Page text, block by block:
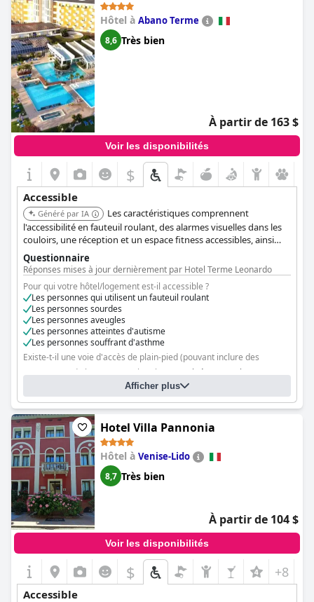
Hôtel à Abano Terme
8,6 Très bien
À partir de 163 $
Voir les disponibilités
$
Accessible
Généré par IA
Les caractéristiques comprennent
l'accessibilité en fauteuil roulant, des alarmes visuelles dans les
couloirs, une réception et un espace fitness accessibles, ainsi
que des barres d'appui dans les toilettes et les douches. L'hôtel
entreprend d'autres améliorations structurelles pour
l'accessibilité.
Questionnaire
Réponses mises à jour dernièrement par Hotel Terme Leonardo
Pour qui votre hôtel/logement est-il accessible ?
Les personnes qui utilisent un fauteuil roulant
Les personnes sourdes
Les personnes aveugles
Les personnes atteintes d'autisme
Les personnes souffrant d'asthme
Existe-t-il une voie d'accès de plain-pied (pouvant inclure des
ascenseurs) de la route aux chambres ? Oui, dans certaines
Y a-t-il des installations que les clients qui utilisent un fauteuil roulant
ne peuvent pas atteindre ?
Afficher plus
Hotel Villa Pannonia
Hôtel à Venise-Lido
8,7 Très bien
À partir de 104 $
Voir les disponibilités
$ +8
Accessible